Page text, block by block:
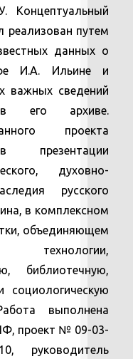
реализован путем
данных о
И.А. Ильине и
важных сведений
в его архиве.
проекта
презентации
духовно-
русского
в комплексном
объединяющем
технологии,
библиотечную,
социологическую
выполнена
проект № 09-03-
руководитель